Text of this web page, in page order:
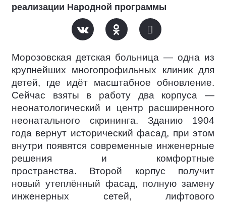
реализации Народной программы
Морозовская детская больница — одна из
крупнейших многопрофильных клиник для
детей, где идёт масштабное обновление.
Сейчас взяты в работу два корпуса —
неонатологический и центр расширенного
неонатального скрининга. Зданию 1904
года вернут исторический фасад, при этом
внутри появятся современные инженерные
решения и комфортные
пространства. Второй корпус получит
новый утеплённый фасад, полную замену
инженерных сетей, лифтового